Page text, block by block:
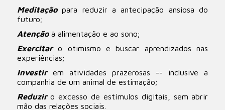
Meditação para reduzir a antecipação ansiosa do
futuro;
Atenção à alimentação e ao sono;
Exercitaro otimismo e buscar aprendizados nas
experiências;
Investirem atividades prazerosas -- inclusive a
companhia de um animal de estimação;
Reduziro excesso de estímulos digitais, sem abrir
mão das relações sociais.